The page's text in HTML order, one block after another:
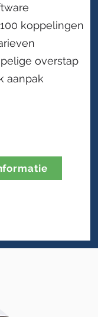
koppelingen
overstap